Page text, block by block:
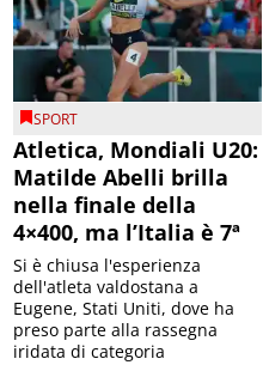
SPORT
Atletica, Mondiali U20:
Matilde Abelli brilla
nella finale della
4×400, ma l’Italia è 7ª
Si è chiusa l'esperienza
dell'atleta valdostana a
Eugene, Stati Uniti, dove ha
preso parte alla rassegna
iridata di categoria